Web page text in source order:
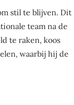
stil te blijven. Dit
team na de
te raken, koos
waarbij hij de